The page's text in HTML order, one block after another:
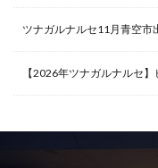
ツナガルナルセ11月青空市
【2026年ツナガルナルセ